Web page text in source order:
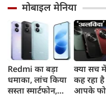
बोले-
योगीजी
सम्मान
मोबाइल मेनिया
Redmi का बड़ा
धमाका, लांच किया
सस्ता स्मार्टफोन,
क्या सच
कह रहा
आपके